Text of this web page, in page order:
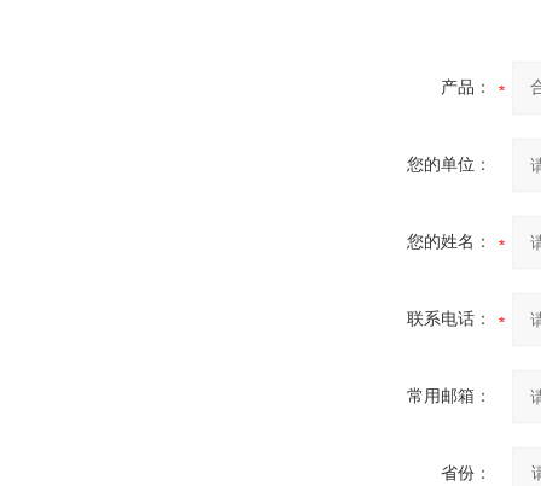
产品：
您的单位：
您的姓名：
联系电话：
常用邮箱：
省份：